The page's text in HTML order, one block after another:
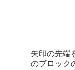
矢印の先端
のブロック